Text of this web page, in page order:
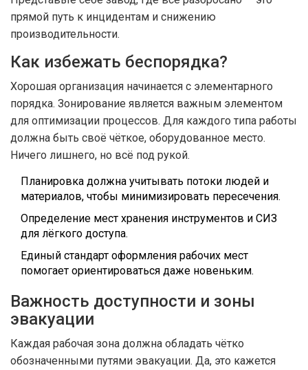
прямой путь к инцидентам и снижению
производительности.
Как избежать беспорядка?
Хорошая организация начинается с элементарного
порядка. Зонирование является важным элементом
для оптимизации процессов. Для каждого типа работы
должна быть своё чёткое, оборудованное место.
Ничего лишнего, но всё под рукой.
Планировка должна учитывать потоки людей и
материалов, чтобы минимизировать пересечения.
Определение мест хранения инструментов и СИЗ
для лёгкого доступа.
Единый стандарт оформления рабочих мест
помогает ориентироваться даже новеньким.
Важность доступности и зоны
эвакуации
Каждая рабочая зона должна обладать чётко
обозначенными путями эвакуации. Да, это кажется